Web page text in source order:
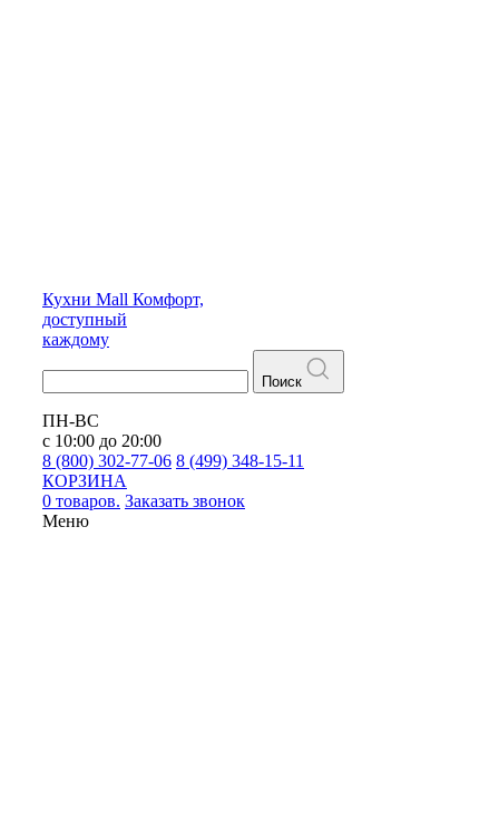
Кухни Mall Комфорт,
доступный
каждому
Поиск
ПН-ВС
с 10:00 до 20:00
8 (800) 302-77-06 8 (499) 348-15-11
КОРЗИНА
0 товаров. Заказать звонок
Меню